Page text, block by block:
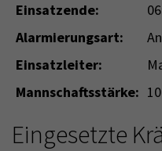
Einsatzende:
Alarmierungsart:
Einsatzleiter:
Mannschaftsstärke: 10
Eingesetzte